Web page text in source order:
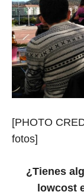
[PHOTO
fotos]
¿Tienes
lowcost